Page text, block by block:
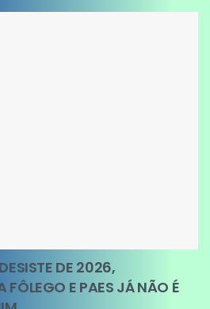
DE 2026,
E PAES JÁ NÃO É